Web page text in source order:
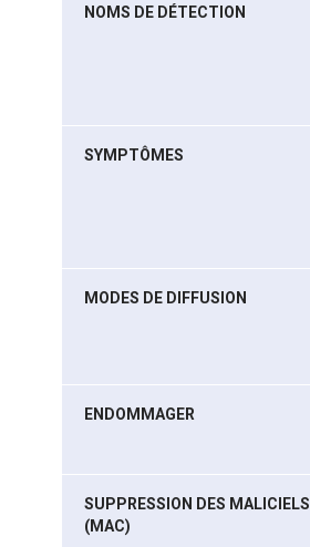
NOMS DE DÉTECTION
SYMPTÔMES
MODES DE DIFFUSION
ENDOMMAGER
SUPPRESSION DES MALICIELS
(MAC)